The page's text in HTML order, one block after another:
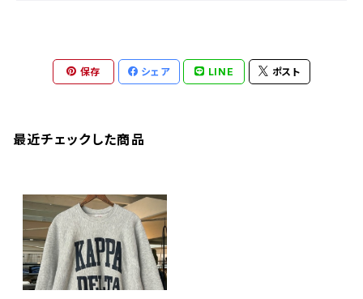
保存 シェア LINE ポスト
最近チェックした商品